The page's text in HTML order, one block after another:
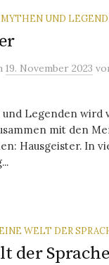
MYTHEN UND
19. November 2023
Legenden wird
mit den
Hausgeister. In
WELT DER
der